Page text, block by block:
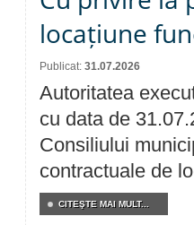
locațiune
Publicat: 31.07.2026
Autoritatea
cu data de
Consiliului
contractuale de
CITEŞTE MAI MULT...